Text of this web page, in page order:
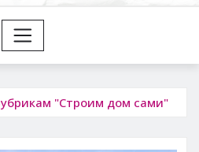
"Строим дом сами"